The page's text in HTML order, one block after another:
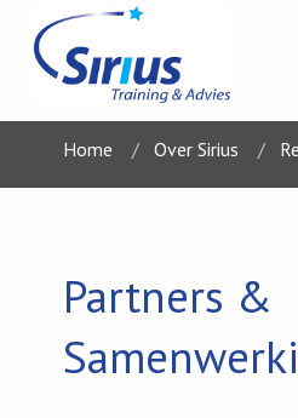
Home Over Sirius
Partners &